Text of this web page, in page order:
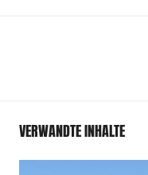
VERWANDTE INHALTE